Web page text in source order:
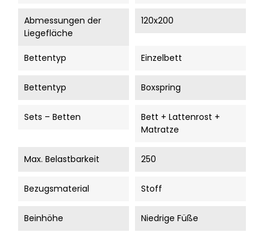
Abmessungen der
Liegefläche
120x200
Bettentyp Einzelbett
Bettentyp Boxspring
Sets – Betten
Bett + Lattenrost +
Matratze
Max. Belastbarkeit 250
Bezugsmaterial Stoff
Beinhöhe Niedrige Füße